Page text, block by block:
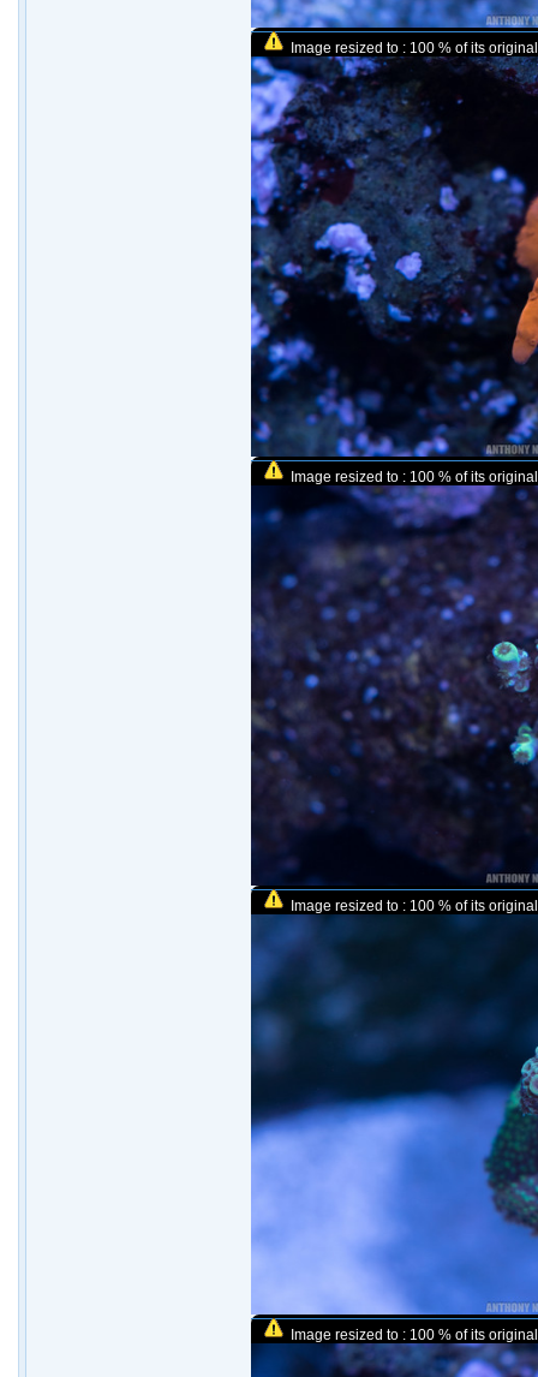
Image resized to : 100 % of its
Image resized to : 100 % of its
Image resized to : 100 % of its
Image resized to : 100 % of its